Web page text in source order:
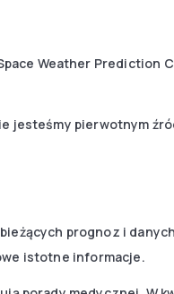
Weather Prediction
pierwotnym
prognoz i
istotne informacje.